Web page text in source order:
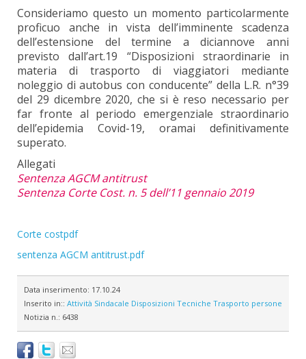
Consideriamo questo un momento particolarmente
proficuo anche in vista dell’imminente scadenza
dell’estensione del termine a diciannove anni
previsto dall’art.19 “Disposizioni straordinarie in
materia di trasporto di viaggiatori mediante
noleggio di autobus con conducente” della L.R. n°39
del 29 dicembre 2020, che si è reso necessario per
far fronte al periodo emergenziale straordinario
dell’epidemia Covid-19, oramai definitivamente
superato.
Allegati
Sentenza AGCM antitrust
Sentenza Corte Cost. n. 5 dell’11 gennaio 2019
Corte costpdf
sentenza AGCM antitrust.pdf
Data inserimento: 17.10.24
Inserito in:: Attività Sindacale Disposizioni Tecniche Trasporto persone
Notizia n.: 6438